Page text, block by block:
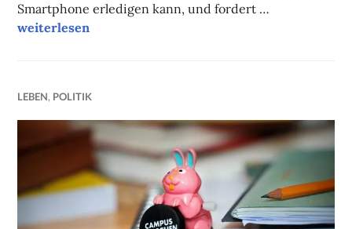
Smartphone erledigen kann, und fordert …
Wahlspezial: BAföG für alle
weiterlesen
LEBEN, POLITIK